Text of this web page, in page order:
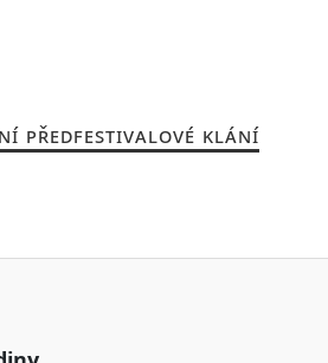
PŘEDFESTIVALOVÉ KLÁNÍ